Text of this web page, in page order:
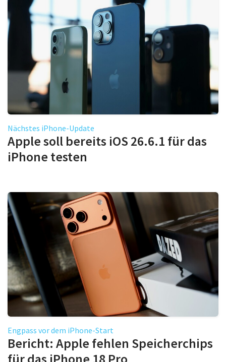
Nächstes iPhone-Update
Apple soll bereits iOS 26.6.1 für das
iPhone testen
Engpass vor dem iPhone-Start
Bericht: Apple fehlen Speicherchips